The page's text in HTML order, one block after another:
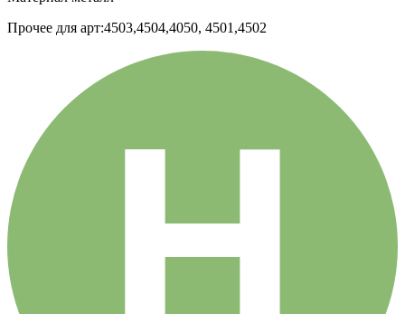
Прочее для арт:4503,4504,4050, 4501,4502